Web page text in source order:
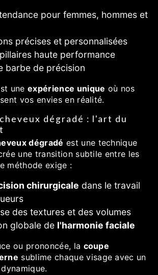
pour femmes, hommes et
précises et personnalisées
haute performance
barbe de précision
uneexpérience unique où nos
vos envies en réalité.
dégradé : l'art du
dégradé est une technique
une transition subtile entre les
méthode exige :
chirurgicale dans le travail
des textures et des volumes
globale de l'harmonie faciale
ou prononcée, la coupe
sublime chaque visage avec un